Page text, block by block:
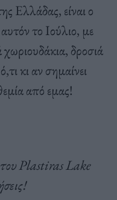
Ελλάδας, είναι ο
το Ιούλιο, με
δροσιά
κι αν σημαίνει
από εμας!
Plastiras Lake